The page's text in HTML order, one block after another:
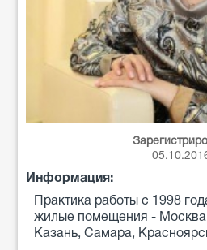
Информация:
Практика работы с 1998
жилые помещения -
Казань, Самара,